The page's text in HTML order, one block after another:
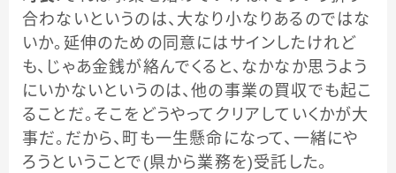
合わないというのは、大なり小なりあるのではな
いか。延伸のための同意にはサインしたけれど
も、じゃあ金銭が絡んでくると、なかなか思うよう
にいかないというのは、他の事業の買収でも起こ
ることだ。そこをどうやってクリアしていくかが大
事だ。だから、町も一生懸命になって、一緒にや
ろうということで(県から業務を)受託した。